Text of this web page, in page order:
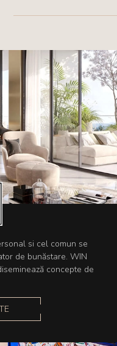
si cel comun se
de bunăstare. WIN
concepte de